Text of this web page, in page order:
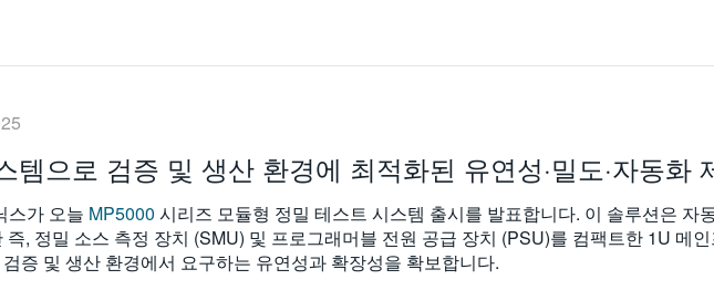
템으로 검증 및 생산 환경에 최적화된 유연성·밀도·자동화
스가 오늘 MP5000 시리즈 모듈형 정밀 테스트 시스템 출시를 발표합니다. 이 솔루션은 자
, 정밀 소스 측정 장치 (SMU) 및 프로그래머블 전원 공급 장치 (PSU)를 컴팩트한 1U 메
증 및 생산 환경에서 요구하는 유연성과 확장성을 확보합니다.